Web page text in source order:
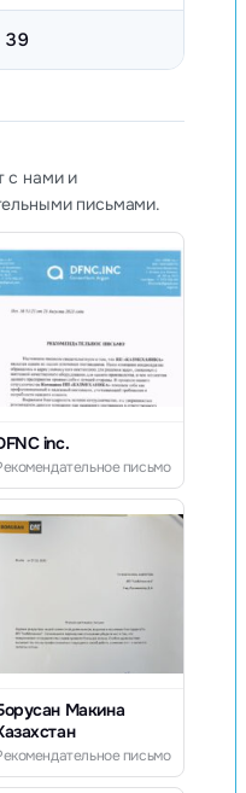
39
с нами и
письмами.
inc.
письмо
Макина
письмо